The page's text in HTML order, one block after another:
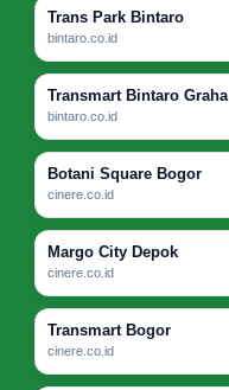
Trans Park Bintaro
bintaro.co.id
Transmart Bintaro Graha
bintaro.co.id
Botani Square Bogor
cinere.co.id
Margo City Depok
cinere.co.id
Transmart Bogor
cinere.co.id